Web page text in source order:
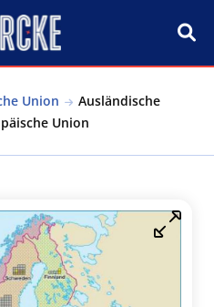
Union
Ausländische
Union